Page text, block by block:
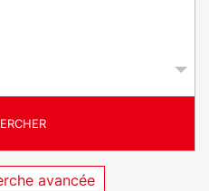
avancée